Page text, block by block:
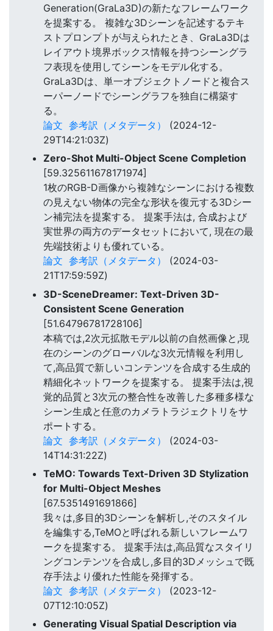
Generation(GraLa3D)の新たなフレームワーク
を提案する。 複雑な3Dシーンを記述するテキ
ストプロンプトが与えられたとき、GraLa3Dは
レイアウト境界ボックス情報を持つシーングラ
フ表現を使用してシーンをモデル化する。
GraLa3Dは、単一オブジェクトノードと複合ス
ーパーノードでシーングラフを独自に構築す
る。
論文 参考訳（メタデータ）
(2024-12-
29T14:21:03Z)
Zero-Shot Multi-Object Scene Completion
[59.325611678171974]
1枚のRGB-D画像から複雑なシーンにおける複数
の見えない物体の完全な形状を復元する3Dシー
ン補完法を提案する。 提案手法は, 合成および
実世界の両方のデータセットにおいて, 現在の最
先端技術よりも優れている。
論文 参考訳（メタデータ）
(2024-03-
21T17:59:59Z)
3D-SceneDreamer: Text-Driven 3D-
Consistent Scene Generation
[51.64796781728106]
本稿では,2次元拡散モデル以前の自然画像と,現
在のシーンのグローバルな3次元情報を利用し
て,高品質で新しいコンテンツを合成する生成的
精細化ネットワークを提案する。 提案手法は,視
覚的品質と3次元の整合性を改善した多種多様な
シーン生成と任意のカメラトラジェクトリをサ
ポートする。
論文 参考訳（メタデータ）
(2024-03-
14T14:31:22Z)
TeMO: Towards Text-Driven 3D Stylization
for Multi-Object Meshes
[67.5351491691866]
我々は,多目的3Dシーンを解析し,そのスタイル
を編集する,TeMOと呼ばれる新しいフレームワ
ークを提案する。 提案手法は,高品質なスタイリ
ングコンテンツを合成し,多目的3Dメッシュで既
存手法より優れた性能を発揮する。
論文 参考訳（メタデータ）
(2023-12-
07T12:10:05Z)
Generating Visual Spatial Description via